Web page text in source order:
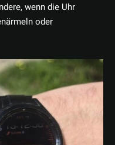
wenn die Uhr
oder